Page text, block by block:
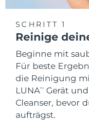
SCHRITT 1
Reinige
Beginne mit
Für beste
die Reinigung
LUNATM
Gerät
Cleanser, bevor
aufträgst.